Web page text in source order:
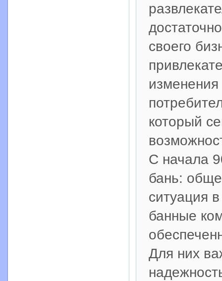
своего
который
C начала
бань:
ситуация
банные
Для них